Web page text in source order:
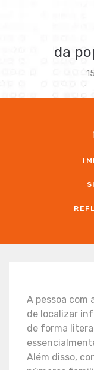
da
A pessoa com
de localizar
de forma
Além disso,